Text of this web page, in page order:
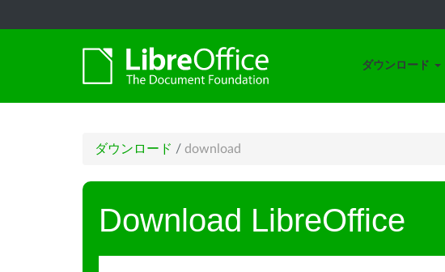
ダウンロード
ダウンロード / download
Download LibreOffice